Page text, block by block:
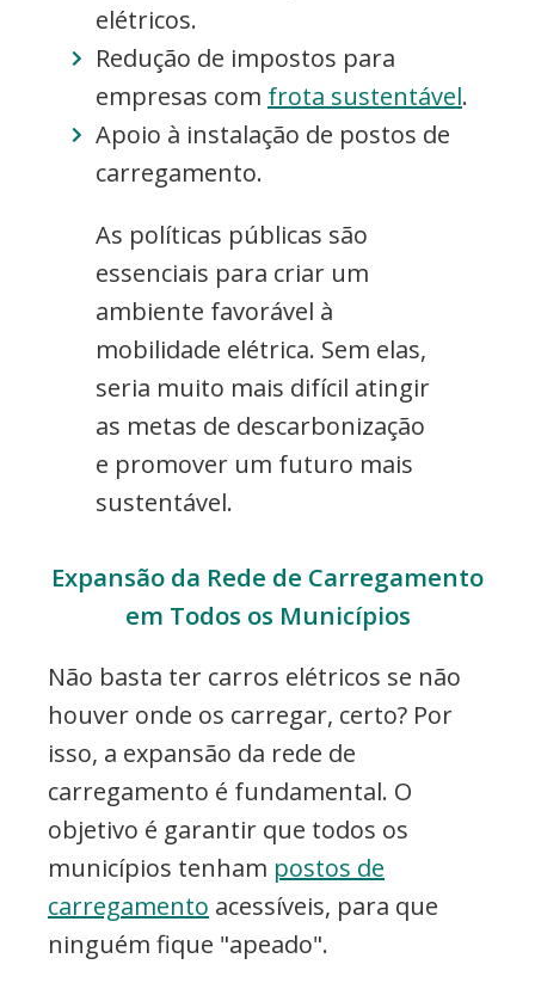
elétricos.
Redução de impostos para
empresas com frota sustentável.
Apoio à instalação de postos de
carregamento.
As políticas públicas são
essenciais para criar um
ambiente favorável à
mobilidade elétrica. Sem elas,
seria muito mais difícil atingir
as metas de descarbonização
e promover um futuro mais
sustentável.
Expansão da Rede de Carregamento
em Todos os Municípios
Não basta ter carros elétricos se não
houver onde os carregar, certo? Por
isso, a expansão da rede de
carregamento é fundamental. O
objetivo é garantir que todos os
municípios tenham postos de
carregamento acessíveis, para que
ninguém fique "apeado".